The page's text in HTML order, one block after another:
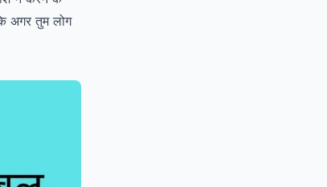
अगर तुम लोग